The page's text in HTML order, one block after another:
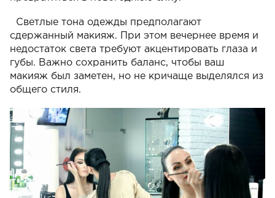
Светлые тона одежды предполагают
сдержанный макияж. При этом вечернее время и
недостаток света требуют акцентировать глаза и
губы. Важно сохранить баланс, чтобы ваш
макияж был заметен, но не кричаще выделялся из
общего стиля.